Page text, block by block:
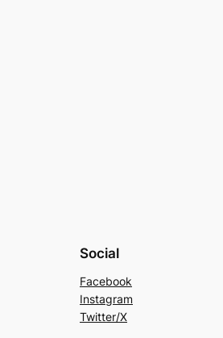
Social
Facebook
Instagram
Twitter/X